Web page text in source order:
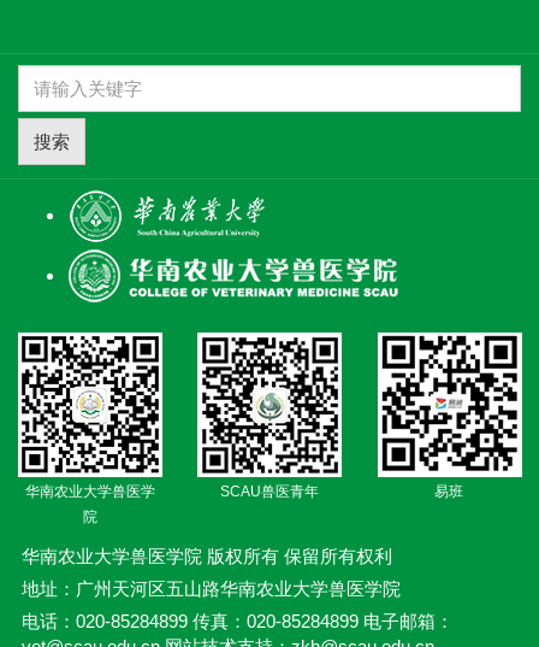
搜索
华南农业大学兽医学
院
SCAU兽医青年 易班
华南农业大学兽医学院 版权所有 保留所有权利
地址：广州天河区五山路华南农业大学兽医学院
电话：020-85284899 传真：020-85284899 电子邮箱：